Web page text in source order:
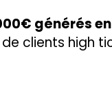
générés
clients high